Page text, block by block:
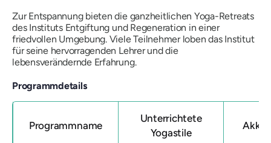
Zur Entspannung bieten die ganzheitlichen Yoga-Retreats
des Instituts Entgiftung und Regeneration in einer
friedvollen Umgebung. Viele Teilnehmer loben das Institut
für seine hervorragenden Lehrer und die
lebensverändernde Erfahrung.
Programmdetails
Programmname
Unterrichtete
Yogastile